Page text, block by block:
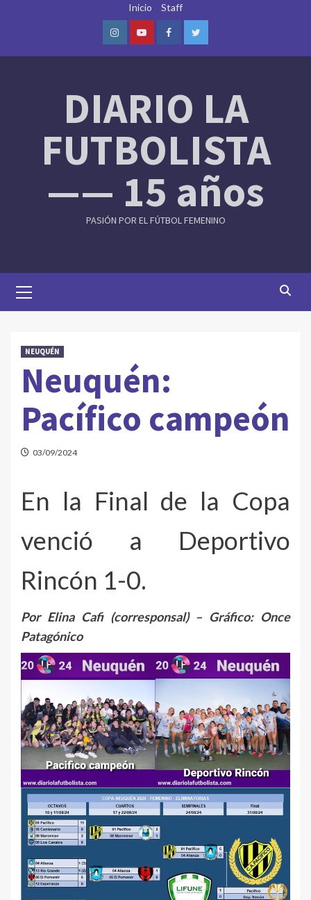
Inicio Staff
InstagramYoutubeFacebookTwitter
DIARIO LA
FUTBOLISTA
—— 15 años
PASIÓN POR EL FÚTBOL FEMENINO
Menu
NEUQUÉN
Neuquén:
Pacífico campeón
03/09/2024
En la Final de la Copa
venció a Deportivo
Rincón 1-0.
Por Elina Cafi (corresponsal) – Gráfico: Once
Patagónico